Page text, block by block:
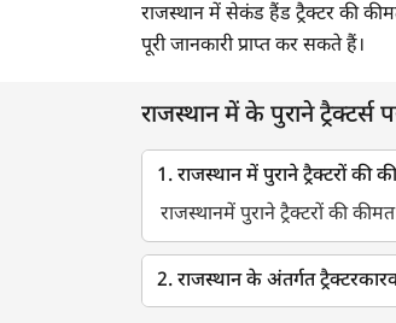
2000
1998
1997
1996
राजस्थान में सेकंड हैंड ट्रैक्टर की
पूरी जानकारी प्राप्त कर सकते हैं।
राजस्थान में के पुराने
1. राजस्थान में पुराने ट्रैक्टरों की
राजस्थानमें पुराने ट्रैक्टरों की
2. राजस्थान के अंतर्गत